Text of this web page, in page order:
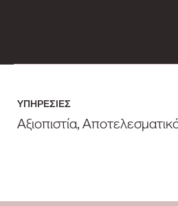
ΥΠΗΡΕΣΙΕΣ
Αξιοπιστία,